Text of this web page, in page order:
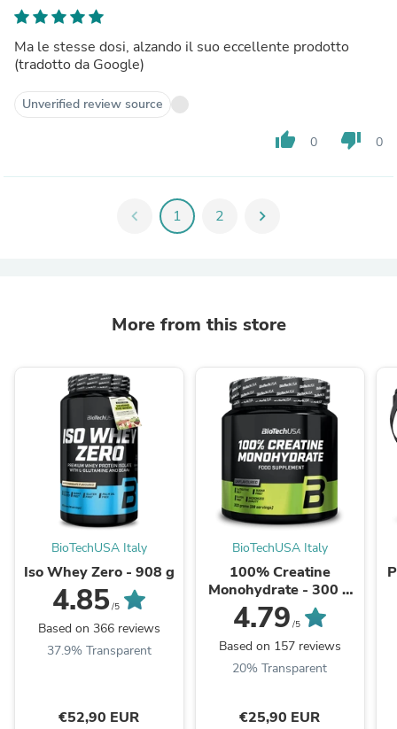
Ma le stesse dosi, alzando il suo eccellente prodotto
(tradotto da Google)
Unverified review source
thumb_up 0 thumb_down 0
chevron_left 1 2 chevron_right
More from this store
BioTechUSA Italy
Iso Whey Zero - 908 g
4.85/5
Based on 366 reviews
37.9% Transparent
€52,90 EUR
BioTechUSA Italy
100% Creatine
Monohydrate - 300 g
non aromatizzato
4.79 /5
Based on 157 reviews
20% Transparent
€25,90 EUR